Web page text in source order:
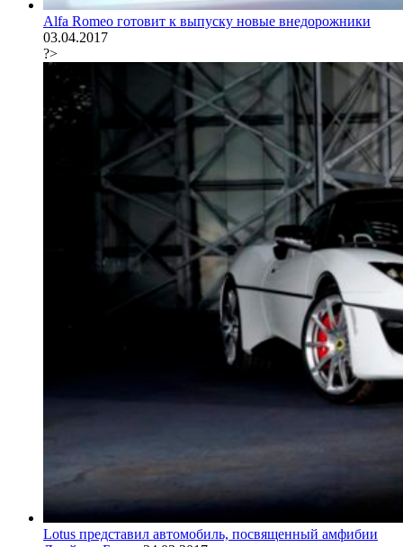
Alfa Romeo готовит к выпуску новые внедорожники
03.04.2017
?>
Lotus представил автомобиль, посвященный амфибии